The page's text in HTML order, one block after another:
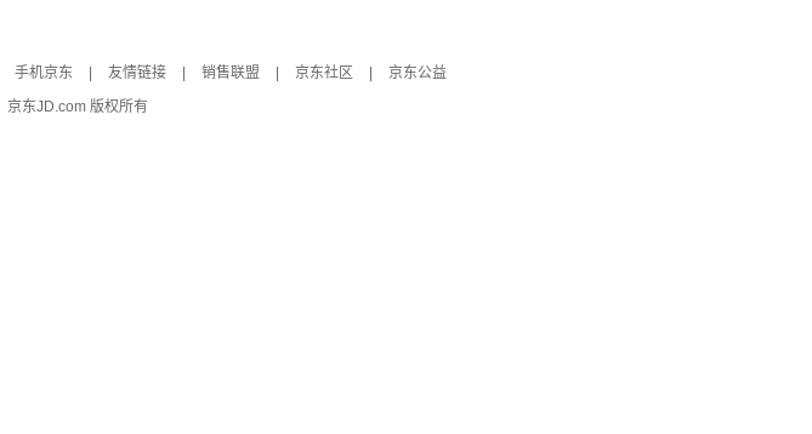
手机京东 友情链接 销售联盟 京东社区
京东公益
京东JD.com 版权所有